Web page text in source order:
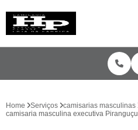
Home Serviços camisarias masculinas
camisaria masculina executiva Piranguçu